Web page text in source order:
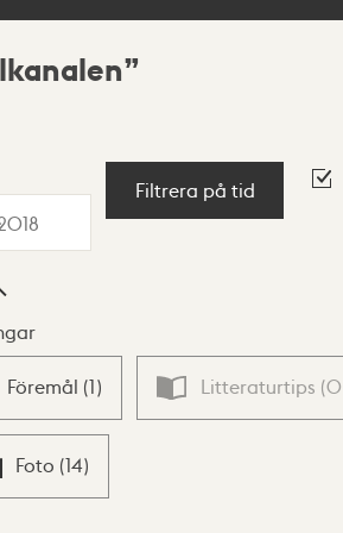
Filtrera på tid
Föremål (1) Litteraturtips (0
Foto (14)